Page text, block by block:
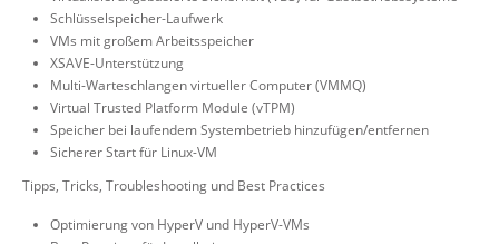
Schlüsselspeicher-Laufwerk
VMs mit großem Arbeitsspeicher
XSAVE-Unterstützung
Multi-Warteschlangen virtueller Computer (VMMQ)
Virtual Trusted Platform Module (vTPM)
Speicher bei laufendem Systembetrieb hinzufügen/entfernen
Sicherer Start für Linux-VM
Tipps, Tricks, Troubleshooting und Best Practices
Optimierung von HyperV und HyperV-VMs